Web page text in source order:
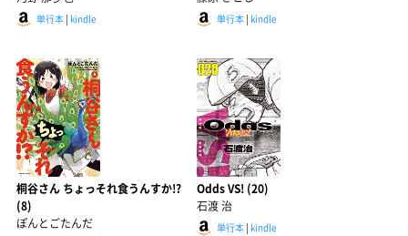
単行本 | kindle 単行本| kindle
桐谷さん ちょっそれ食うんすか!?
(8)
ぽんとごたんだ
Odds VS! (20)
石渡 治
単行本| kindle